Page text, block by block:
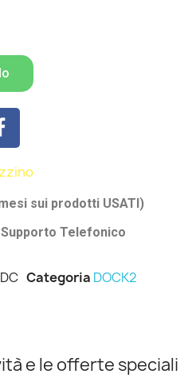
sui prodotti USATI)
Telefonico
Categoria DOCK2
e le offerte speciali